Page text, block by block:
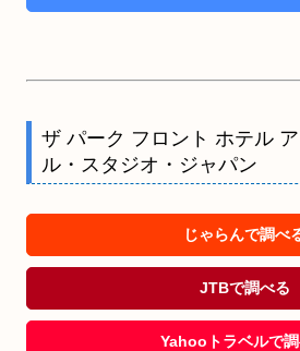
ザ パーク フロント ホテル
ル・スタジオ・ジャパン
じゃらんで調べ
JTBで調べる
Yahooトラベルで